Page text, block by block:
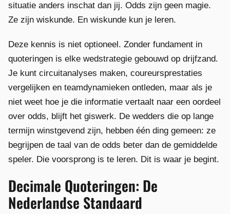
situatie anders inschat dan jij. Odds zijn geen magie.
Ze zijn wiskunde. En wiskunde kun je leren.
Deze kennis is niet optioneel. Zonder fundament in
quoteringen is elke wedstrategie gebouwd op drijfzand.
Je kunt circuitanalyses maken, coureursprestaties
vergelijken en teamdynamieken ontleden, maar als je
niet weet hoe je die informatie vertaalt naar een oordeel
over odds, blijft het giswerk. De wedders die op lange
termijn winstgevend zijn, hebben één ding gemeen: ze
begrijpen de taal van de odds beter dan de gemiddelde
speler. Die voorsprong is te leren. Dit is waar je begint.
Decimale Quoteringen: De
Nederlandse Standaard